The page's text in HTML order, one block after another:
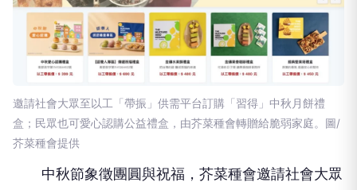
邀請社會大眾至以工「帶振」供需平台訂購「習得」中秋月餅禮
盒；民眾也可愛心認購公益禮盒，由芥菜種會轉贈給脆弱家庭。圖/
芥菜種會提供
中秋節象徵團圓與祝福，芥菜種會邀請社會大眾